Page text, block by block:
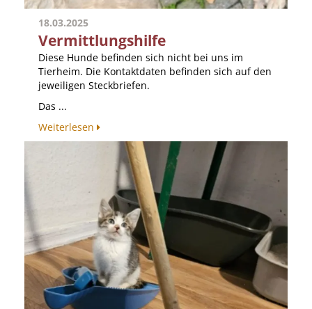
18.03.2025
Vermittlungshilfe
Diese Hunde befinden sich nicht bei uns im
Tierheim. Die Kontaktdaten befinden sich auf den
jeweiligen Steckbriefen.
Das ...
Weiterlesen